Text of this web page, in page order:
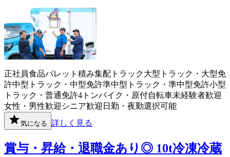
正社員食品パレット積み集配 トラック大型トラック・大型免
許中型トラック・中型免許準中型トラック・準中型免許小型
トラック・普通免許4トンバイク・原付自転車未経験者歓迎
女性・男性歓迎 シニア歓迎 日勤・夜勤選択可能
気になる 詳しく見る
賞与・昇給・退職金あり◎ 10t冷凍冷蔵